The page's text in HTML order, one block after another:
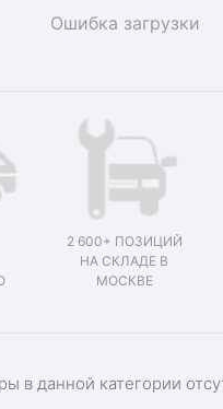
Ошибка загрузки
2 600+ ПОЗИЦИЙ
НА СКЛАДЕ В
МОСКВЕ
в данной категории